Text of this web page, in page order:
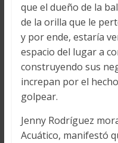
que el dueño de la
de la orilla que le
y por ende, estaría
espacio del lugar a
construyendo sus
increpan por el
golpear.
Jenny Rodríguez
Acuático, manifestó